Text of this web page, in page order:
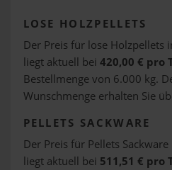
LOSE HOLZPELLETS
Der Preis für lose Holzpellets
liegt aktuell bei 420,00 € pro
Bestellmenge von 6.000 kg.
Wunschmenge erhalten Sie
PELLETS SACKWARE
Der Preis für Pellets
liegt aktuell bei 511,51 € pro